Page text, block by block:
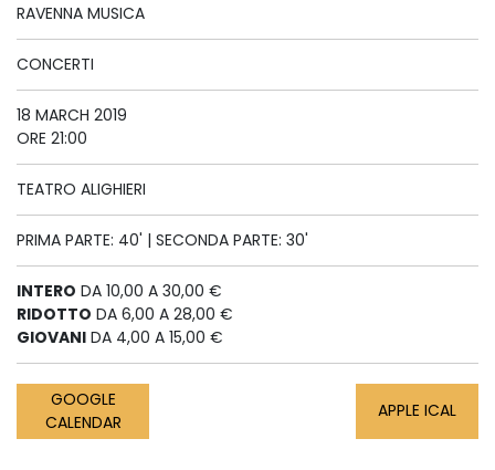
RAVENNA MUSICA
CONCERTI
18 MARCH 2019
ORE 21:00
TEATRO ALIGHIERI
PRIMA PARTE: 40' | SECONDA PARTE: 30'
INTERO DA 10,00 A 30,00 €
RIDOTTO DA 6,00 A 28,00 €
GIOVANI DA 4,00 A 15,00 €
GOOGLE
CALENDAR
APPLE ICAL